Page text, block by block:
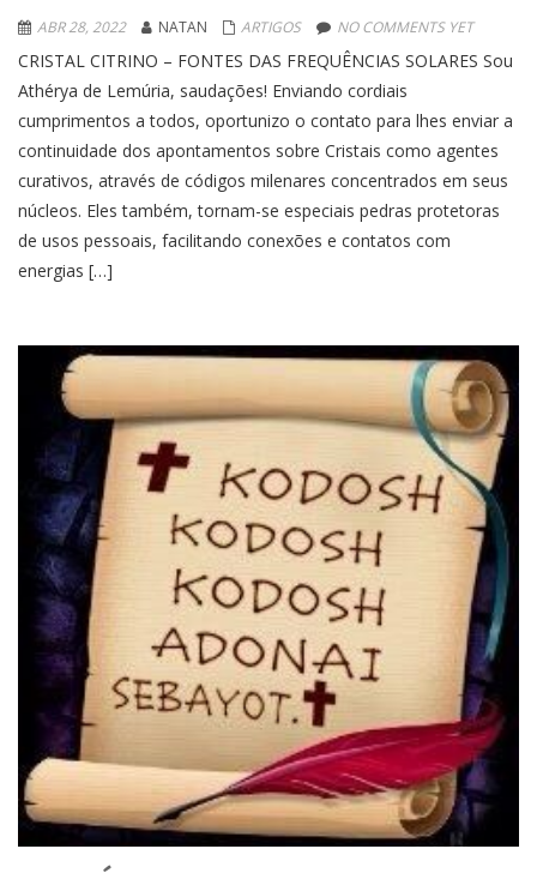
ABR 28, 2022 NATAN ARTIGOS NO COMMENTS YET
CRISTAL CITRINO – FONTES DAS FREQUÊNCIAS SOLARES Sou
Athérya de Lemúria, saudações! Enviando cordiais
cumprimentos a todos, oportunizo o contato para lhes enviar a
continuidade dos apontamentos sobre Cristais como agentes
curativos, através de códigos milenares concentrados em seus
núcleos. Eles também, tornam-se especiais pedras protetoras
de usos pessoais, facilitando conexões e contatos com
energias […]